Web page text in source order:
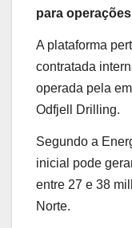
para
A plataforma
contratada
operada pela
Odfjell Drilling.
Segundo a
inicial pode
entre 27 e 38
Norte.